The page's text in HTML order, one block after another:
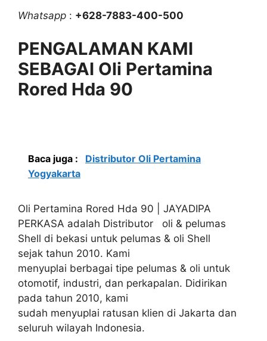
Whatsapp : +628-7883-400-500
PENGALAMAN KAMI
SEBAGAI Oli Pertamina
Rored Hda 90
Baca juga :
Distributor Oli Pertamina
Yogyakarta
Oli Pertamina Rored Hda 90 | JAYADIPA
PERKASA adalah Distributor oli & pelumas
Shell di bekasi untuk pelumas & oli Shell
sejak tahun 2010. Kami
menyuplai berbagai tipe pelumas & oli untuk
otomotif, industri, dan perkapalan. Didirikan
pada tahun 2010, kami
sudah menyuplai ratusan klien di Jakarta dan
seluruh wilayah Indonesia.